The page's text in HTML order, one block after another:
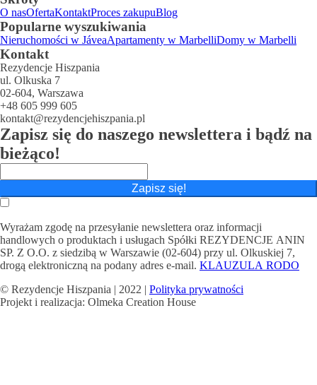
O nasOfertaKontaktProces zakupuBlog
Popularne wyszukiwania
Nieruchomości w JáveaApartamenty w MarbelliDomy w Marbelli
Kontakt
Rezydencje Hiszpania
ul. Olkuska 7
02-604, Warszawa
+48 605 999 605
kontakt@rezydencjehiszpania.pl
Zapisz się do naszego newslettera i bądź na
bieżąco!
Zapisz się!
Wyrażam zgodę na przesyłanie newslettera oraz informacji
handlowych o produktach i usługach Spółki REZYDENCJE ANIN
SP. Z O.O. z siedzibą w Warszawie (02-604) przy ul. Olkuskiej 7,
drogą elektroniczną na podany adres e-mail. KLAUZULA RODO
© Rezydencje Hiszpania | 2022 | Polityka prywatności
Projekt i realizacja: Olmeka Creation House